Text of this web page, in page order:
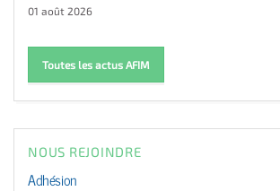
01 août 2026
Toutes les actus AFIM
NOUS REJOINDRE
Adhésion